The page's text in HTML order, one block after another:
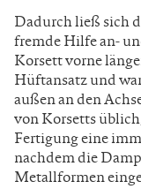
Dadurch ließ sich
fremde Hilfe an-
Korsett vorne
Hüftansatz und
außen an den
von Korsetts
Fertigung eine
nachdem die
Metallformen